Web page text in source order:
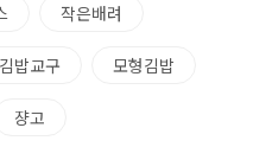
작은배려
김밥교구 모형김밥
쟝고